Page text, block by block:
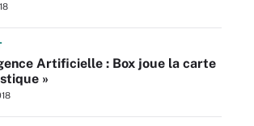
Artificielle : Box joue la carte
»